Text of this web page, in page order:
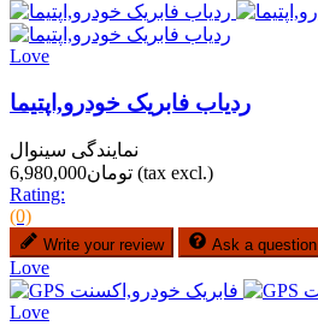
Love
ردیاب فابریک خودرو,اپتیما
نمایندگی سینوال
تومان6,980,000 (tax excl.)
Rating:
(0)
Write your review Ask a question
Love
Love